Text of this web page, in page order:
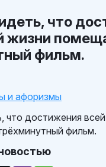
что
жизни
фильм.
и афоризмы
что достижения
фильм.